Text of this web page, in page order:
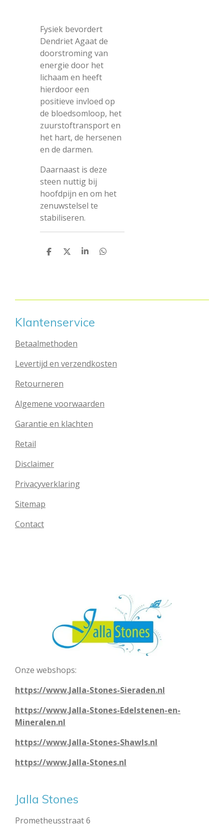
Fysiek bevordert
Dendriet Agaat de
doorstroming van
energie door het
lichaam en heeft
hierdoor een
positieve invloed op
de bloedsomloop, het
zuurstoftransport en
het hart, de hersenen
en de darmen.
Daarnaast is deze
steen nuttig bij
hoofdpijn en om het
zenuwstelsel te
stabiliseren.
D
D
S
D
Klantenservice
Betaalmethoden
Levertijd en verzendkosten
Retourneren
Algemene voorwaarden
Garantie en klachten
Retail
Disclaimer
Privacyverklaring
Sitemap
Contact
Onze webshops:
https://www.Jalla-Stones-Sieraden.nl
https://www.Jalla-Stones-Edelstenen-en-
Mineralen.nl
https://www.Jalla-Stones-Shawls.nl
https://www.Jalla-Stones.nl
Jalla Stones
Prometheusstraat 6